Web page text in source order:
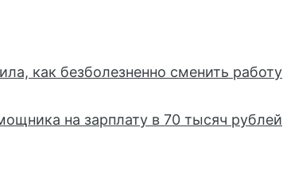
как безболезненно сменить работу
на зарплату в 70 тысяч рублей